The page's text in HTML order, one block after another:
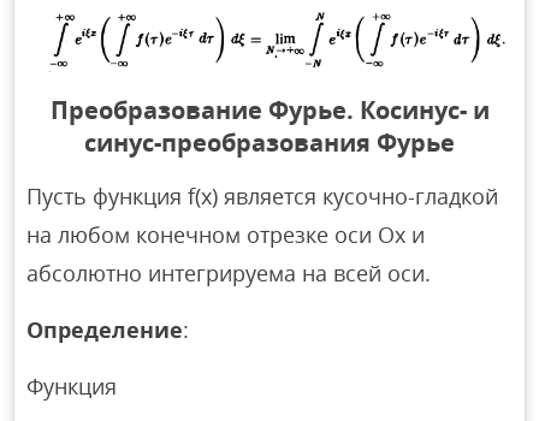
Преобразование Фурье. Косинус- и
синус-преобразования Фурье
Пусть функция f(x) является кусочно-гладкой
на любом конечном отрезке оси Ох и
абсолютно интегрируема на всей оси.
Определение:
Функция